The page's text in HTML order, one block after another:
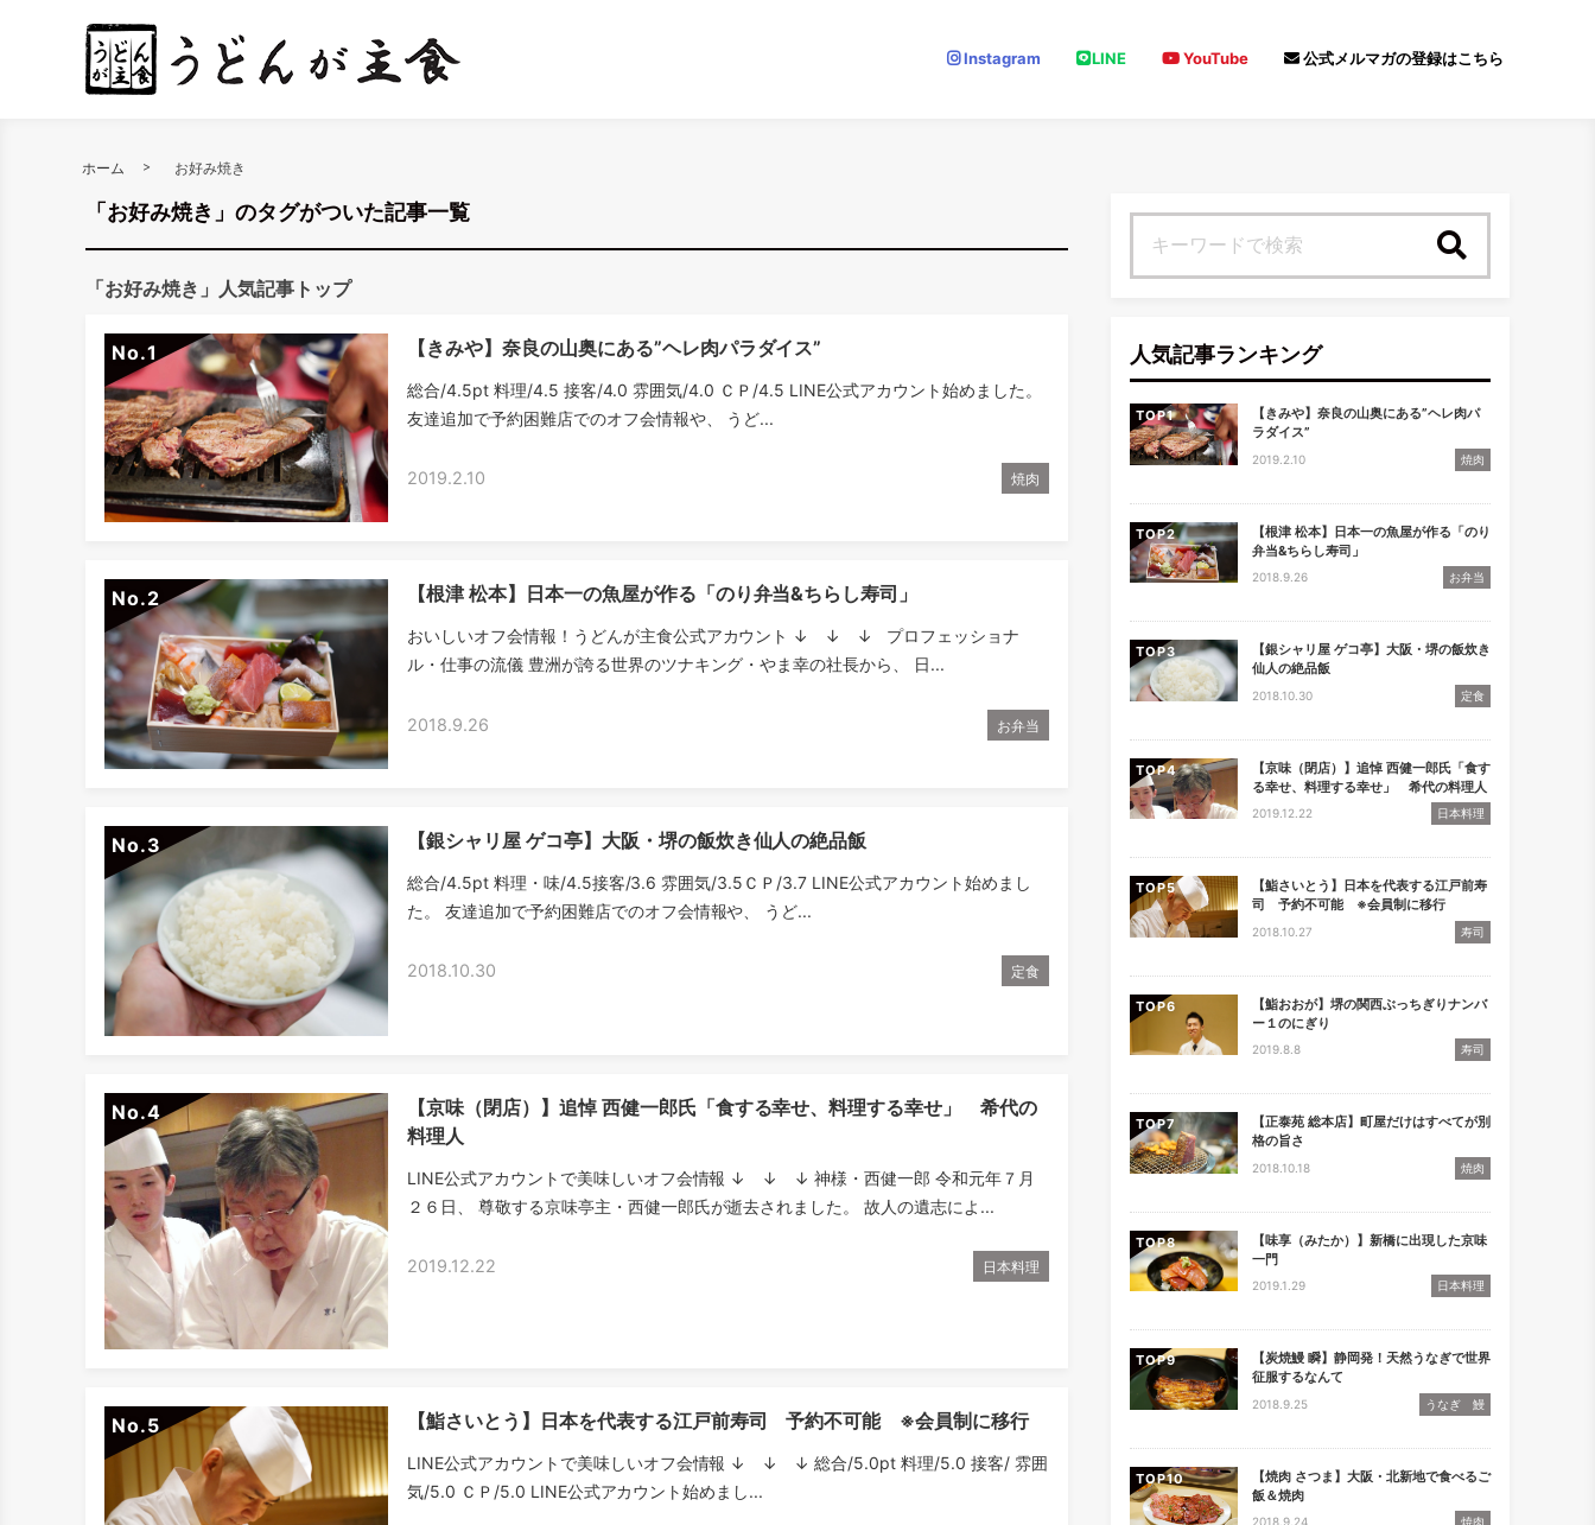
Instagram LINE YouTube 公式メルマガの登録はこちら
ホーム お好み焼き
「お好み焼き」のタグがついた記事一覧
「お好み焼き」人気記事トップ
No. 【きみや】奈良の山奥にある”ヘレ肉パラダイス”
総合/4.5pt 料理/4.5 接客/4.0 雰囲気/4.0 ＣＰ/4.5 LINE公式アカウント始めました。
友達追加で予約困難店でのオフ会情報や、 うど...
2019.2.10 焼肉
No. 【根津 松本】日本一の魚屋が作る「のり弁当&ちらし寿司」
おいしいオフ会情報！うどんが主食公式アカウント ↓ ↓ ↓ プロフェッショナ
ル・仕事の流儀 豊洲が誇る世界のツナキング・やま幸の社長から、 日...
2018.9.26 お弁当
No. 【銀シャリ屋 ゲコ亭】大阪・堺の飯炊き仙人の絶品飯
総合/4.5pt 料理・味/4.5接客/3.6 雰囲気/3.5ＣＰ/3.7 LINE公式アカウント始めまし
た。 友達追加で予約困難店でのオフ会情報や、 うど...
2018.10.30 定食
No.
【京味（閉店）】追悼 西健一郎氏「食する幸せ、料理する幸せ」 希代の
料理人
LINE公式アカウントで美味しいオフ会情報 ↓ ↓ ↓ 神様・西健一郎 令和元年７月
２６日、 尊敬する京味亭主・西健一郎氏が逝去されました。 故人の遺志によ...
2019.12.22 日本料理
No. 【鮨さいとう】日本を代表する江戸前寿司 予約不可能 ※会員制に移行
LINE公式アカウントで美味しいオフ会情報 ↓ ↓ ↓ 総合/5.0pt 料理/5.0 接客/ 雰囲
気/5.0 ＣＰ/5.0 LINE公式アカウント始めまし...
人気記事ランキング
TOP
【きみや】奈良の山奥にある”ヘレ肉パ
ラダイス”
2019.2.10 焼肉
TOP
【根津 松本】日本一の魚屋が作る「のり
弁当&ちらし寿司」
2018.9.26 お弁当
TOP
【銀シャリ屋 ゲコ亭】大阪・堺の飯炊き
仙人の絶品飯
2018.10.30 定食
TOP
【京味（閉店）】追悼 西健一郎氏「食す
る幸せ、料理する幸せ」 希代の料理人
2019.12.22 日本料理
TOP
【鮨さいとう】日本を代表する江戸前寿
司 予約不可能 ※会員制に移行
2018.10.27 寿司
TOP
【鮨おおが】堺の関西ぶっちぎりナンバ
ー１のにぎり
2019.8.8 寿司
TOP
【正泰苑 総本店】町屋だけはすべてが別
格の旨さ
2018.10.18 焼肉
TOP
【味享（みたか）】新橋に出現した京味
一門
2019.1.29 日本料理
TOP
【炭焼鰻 瞬】静岡発！天然うなぎで世界
征服するなんて
2018.9.25 うなぎ 鰻
TOP
【焼肉 さつま】大阪・北新地で食べるご
飯＆焼肉
2018.9.24 焼肉